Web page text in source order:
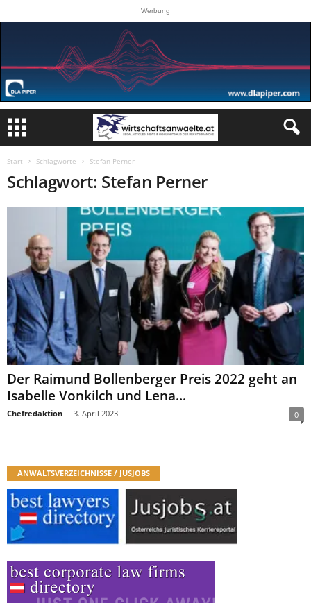
Werbung
Start Schlagworte Stefan Perner
Schlagwort: Stefan Perner
Der Raimund Bollenberger Preis 2022 geht an
Isabelle Vonkilch und Lena...
Chefredaktion - 3. April 2023 0
ANWALTSVERZEICHNISSE / JUSJOBS